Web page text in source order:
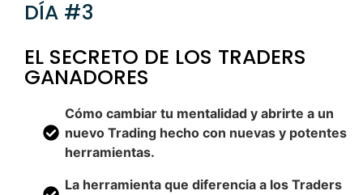
DÍA #3
EL SECRETO DE LOS TRADERS
GANADORES
Cómo cambiar tu mentalidad y abrirte a un
nuevo Trading hecho con nuevas y potentes
herramientas.
La herramienta que diferencia a los Traders